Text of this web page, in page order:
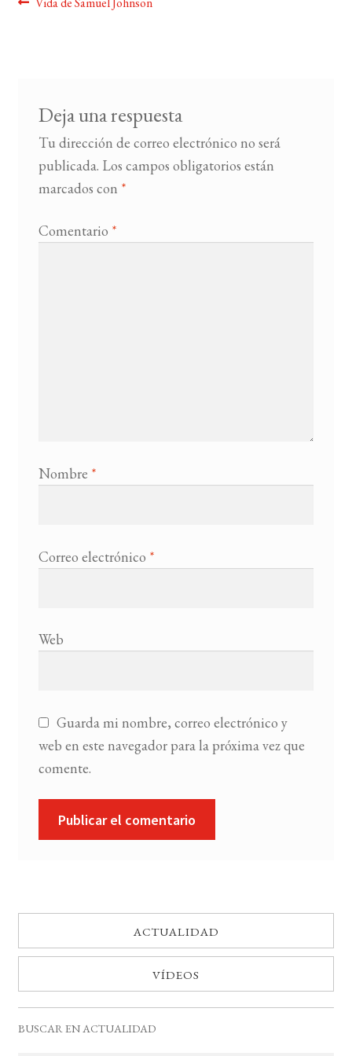
Navegación
Deja una respuesta
Tu dirección de correo electrónico no será
publicada. Los campos obligatorios están
marcados con *
Comentario *
Nombre *
Correo electrónico *
Web
Guarda mi nombre, correo electrónico y
web en este navegador para la próxima vez que
comente.
ACTUALIDAD
VÍDEOS
BUSCAR EN ACTUALIDAD